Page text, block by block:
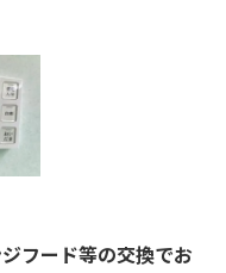
フード等の交換でお